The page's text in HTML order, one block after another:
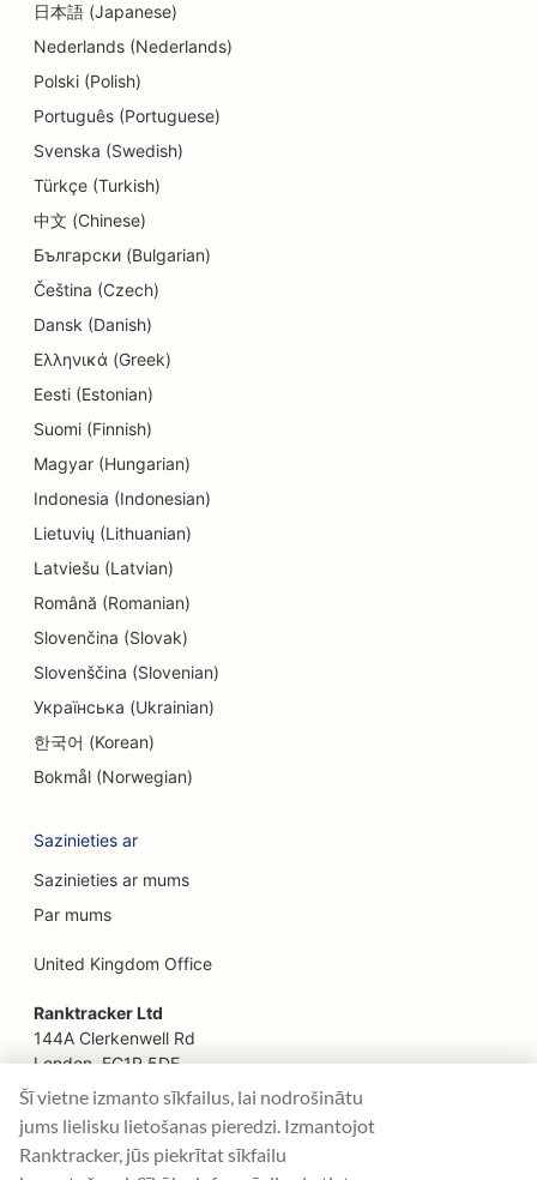
SEO ēdinātājiem
SEO Dermabrāzijas pakalpojumiem
SEO detalizētiem veikaliem
SEO Donut veikaliem
SEO ķīmiskajām tīrītavām
SEO elektriķiem
SEO elektronikas veikaliem
SEO endodontiem
SEO izklaidei un atpūtai
SEO inženiertehniskajiem uzņēmumiem
EO etniskajiem restorāniem
SEO sejas liftinga pakalpojumiem
SEO ģimenes restorāniem
SEO restorāniem, kas darbojas no lauku
SEO finanšu plānotājiem
SEO finanšu pakalpojumiem
SEO floristiem
SEO pārtikas kravas automašīnām
日本語 (Japanese)
Nederlands (Nederlands)
Polski (Polish)
Português (Portuguese)
Svenska (Swedish)
Türkçe (Turkish)
中文 (Chinese)
Български (Bulgarian)
Čeština (Czech)
Dansk (Danish)
Ελληνικά (Greek)
Eesti (Estonian)
Suomi (Finnish)
Magyar (Hungarian)
Indonesia (Indonesian)
Lietuvių (Lithuanian)
Latviešu (Latvian)
Română (Romanian)
Slovenčina (Slovak)
Slovenščina (Slovenian)
Українська (Ukrainian)
한국어 (Korean)
Bokmål (Norwegian)
Sazinieties ar
Sazinieties ar mums
Par mums
United Kingdom Office
Ranktracker Ltd
144A Clerkenwell Rd
London, EC1R 5DF
Company No: 08820809
Šī vietne izmanto sīkfailus, lai nodrošinātu
jums lielisku lietošanas pieredzi. Izmantojot
Ranktracker, jūs piekrītat sīkfailu